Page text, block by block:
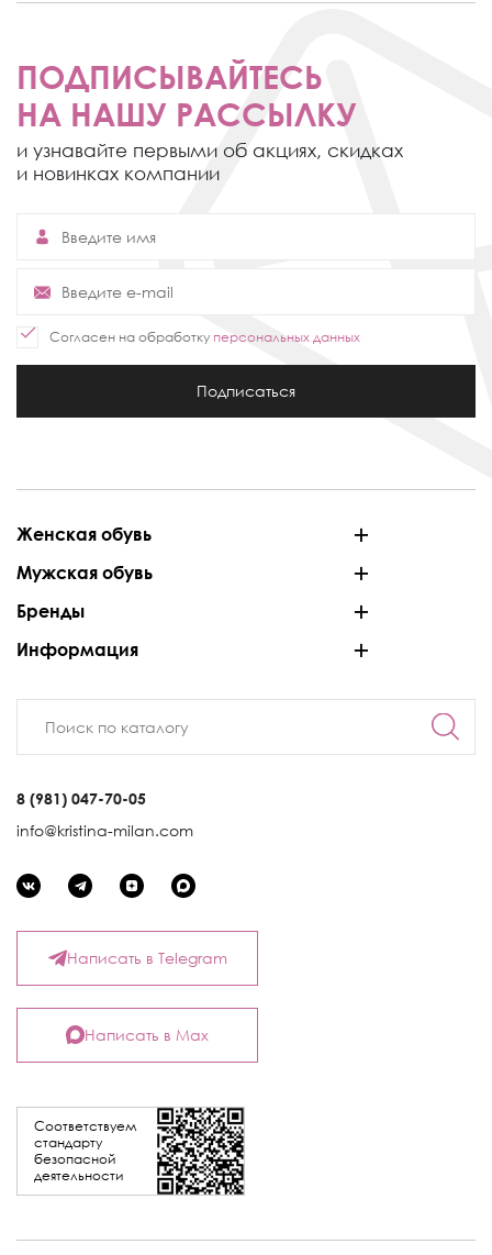
ПОДПИСЫВАЙТЕСЬ
НА НАШУ РАССЫЛКУ
и узнавайте первыми об акциях, скидках
и новинках компании
Согласен на обработку персональных данных
Подписаться
Женская обувь
Мужская обувь
Бренды
Информация
8 (981) 047-70-05
info@kristina-milan.com
Соответствуем
стандарту
безопасной
деятельности
Написать в Telegram
Написать в Max